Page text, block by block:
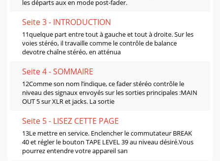
les départs aux en mode post-fader.
Seite 3 - INTRODUCTION
11quelque part entre tout à gauche et tout à droite. Sur les
voies stéréo, il travaille comme le contrôle de balance
devotre chaîne stéréo, en atténua
Seite 4 - SOMMAIRE
12Comme son nom l’indique, ce fader stéréo contrôle le
niveau des signaux envoyés sur les sorties principales :MAIN
OUT 5 sur XLR et jacks. La sortie
Seite 5 - LISEZ CETTE PAGE
13Le mettre en service. Enclencher le commutateur BREAK
40 et régler le bouton TAPE LEVEL 39 au niveau désiré.Vous
pourrez entendre votre appareil san